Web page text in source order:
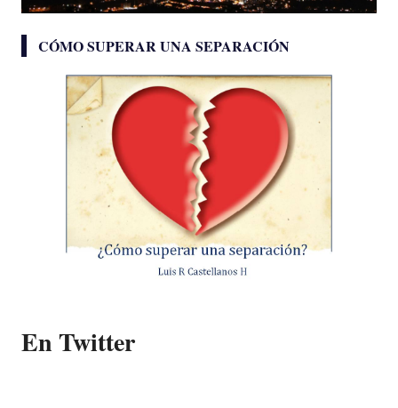
CÓMO SUPERAR UNA SEPARACIÓN
En Twitter